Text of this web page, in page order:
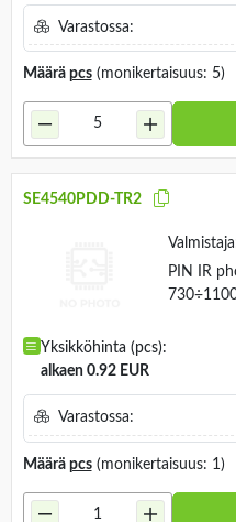
alkaen 0.92 EUR
Varastossa:
Määrä (monikertaisuus: 5)
Valmistaja:
alkaen 0.92 EUR
Varastossa:
Määrä (monikertaisuus: 1)